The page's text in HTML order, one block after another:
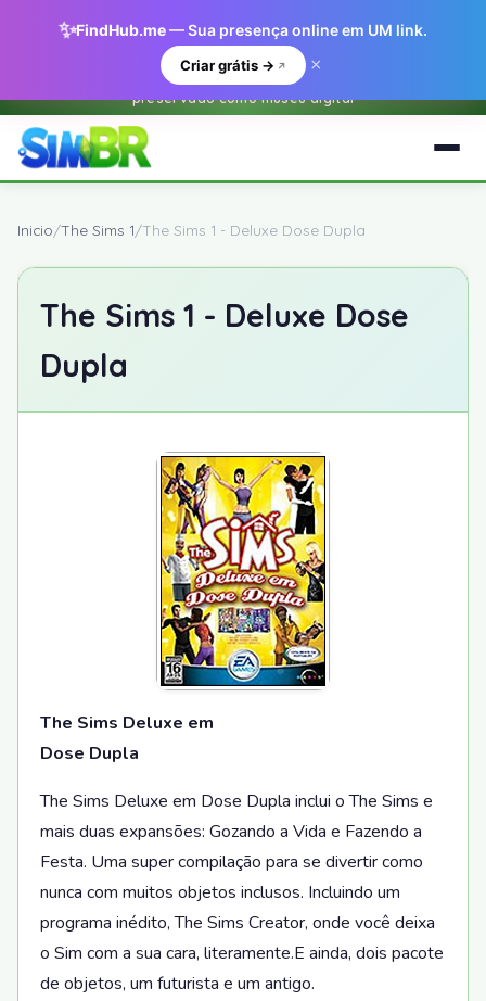
Este e um arquivo historico do O Sim BR.net (2001-2018) —
preservado como museu digital
Inicio/The Sims 1/The Sims 1 - Deluxe Dose Dupla
The Sims 1 - Deluxe Dose
Dupla
The Sims Deluxe em
Dose Dupla
The Sims Deluxe em Dose Dupla inclui o The Sims e
mais duas expansões: Gozando a Vida e Fazendo a
Festa. Uma super compilação para se divertir como
nunca com muitos objetos inclusos. Incluindo um
programa inédito, The Sims Creator, onde você deixa
o Sim com a sua cara, literamente.E ainda, dois pacote
de objetos, um futurista e um antigo.
✨FindHub.me— Sua presença online em UM link.
Criar grátis → ×